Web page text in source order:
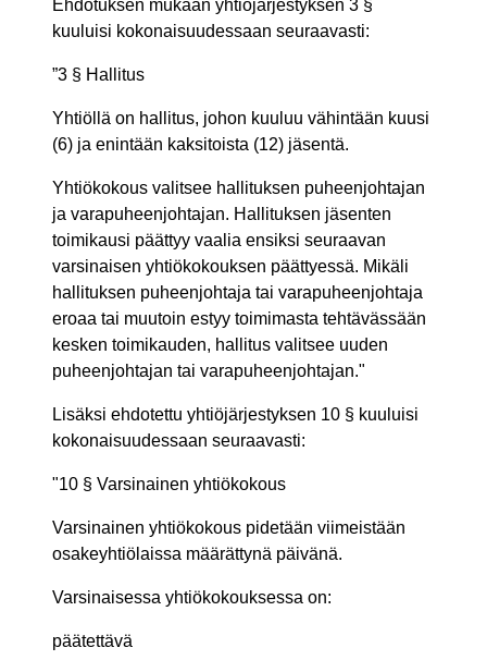
Ehdotuksen mukaan yhtiöjärjestyksen 3 §
kuuluisi kokonaisuudessaan seuraavasti:
”3 § Hallitus
Yhtiöllä on hallitus, johon kuuluu vähintään kuusi
(6) ja enintään kaksitoista (12) jäsentä.
Yhtiökokous valitsee hallituksen puheenjohtajan
ja varapuheenjohtajan. Hallituksen jäsenten
toimikausi päättyy vaalia ensiksi seuraavan
varsinaisen yhtiökokouksen päättyessä. Mikäli
hallituksen puheenjohtaja tai varapuheenjohtaja
eroaa tai muutoin estyy toimimasta tehtävässään
kesken toimikauden, hallitus valitsee uuden
puheenjohtajan tai varapuheenjohtajan."
Lisäksi ehdotettu yhtiöjärjestyksen 10 § kuuluisi
kokonaisuudessaan seuraavasti:
"10 § Varsinainen yhtiökokous
Varsinainen yhtiökokous pidetään viimeistään
osakeyhtiölaissa määrättynä päivänä.
Varsinaisessa yhtiökokouksessa on:
päätettävä